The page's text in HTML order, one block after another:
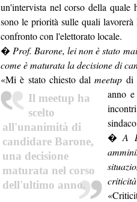
un'intervista nel corso della quale
sono le priorità sulle quali
confronto con l'elettorato locale.
� Prof. Barone, lei non è stato
come è maturata la decisione di
«Mi è stato chiesto dalmeetup di
Il meetup ha
scelto
all'unanimità di
candidare Barone,
una decisione
maturata nel corso
dell'ultimo anno.
anno
�A